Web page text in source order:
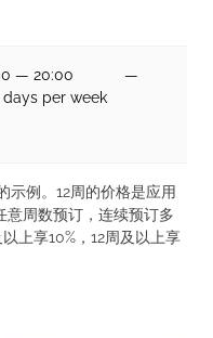
— 20:00
per week
—
示例。12周的价格是应用
意周数预订，连续预订多
上享10%，12周及以上享